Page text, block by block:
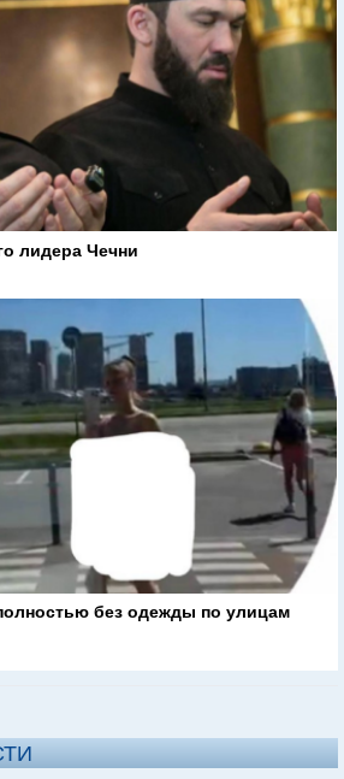
лидера Чечни
без одежды по улицам